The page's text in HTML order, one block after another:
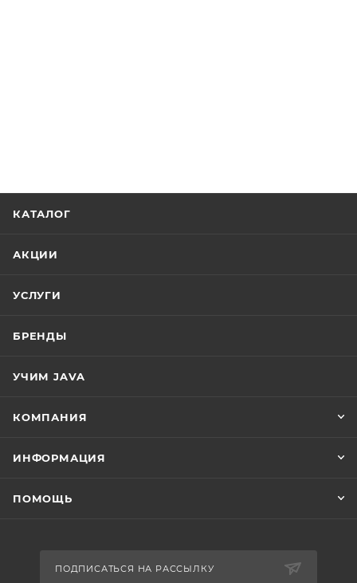
КАТАЛОГ
АКЦИИ
УСЛУГИ
БРЕНДЫ
УЧИМ JAVA
КОМПАНИЯ
ИНФОРМАЦИЯ
ПОМОЩЬ
ПОДПИСАТЬСЯ НА РАССЫЛКУ